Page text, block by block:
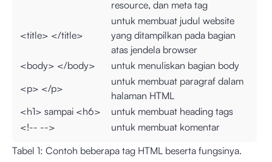
resource, dan meta tag
<title> </title>
untuk membuat judul website
yang ditampilkan pada bagian
atas jendela browser
<body> </body>
untuk menuliskan bagian body
<p> </p>
untuk membuat paragraf dalam
halaman HTML
<h1> sampai <h6>
untuk membuat heading tags
<!-- -->
untuk membuat komentar
Tabel 1: Contoh beberapa tag HTML beserta fungsinya.